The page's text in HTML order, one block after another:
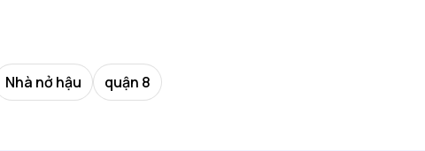
Nhà nở hậu quận 8